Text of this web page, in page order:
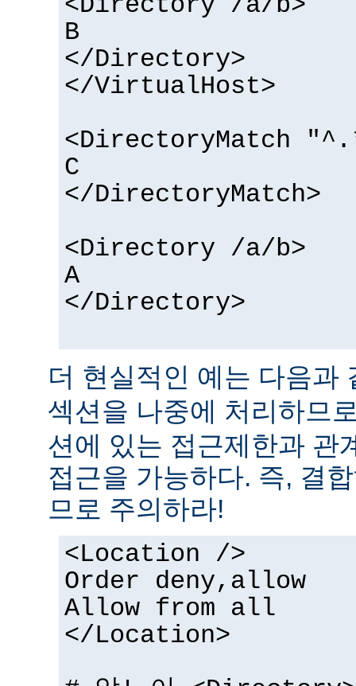
B
</Directory>
</VirtualHost>
<DirectoryMatch
C
</DirectoryMatch>
<Directory /a/b>
A
</Directory>
더 현실적인 예는 다음과
섹션을 나중에 처리하므
션에 있는 접근제한과 관
접근을 가능하다. 즉, 결
므로 주의하라!
<Location />
Order deny,allow
Allow from all
</Location>